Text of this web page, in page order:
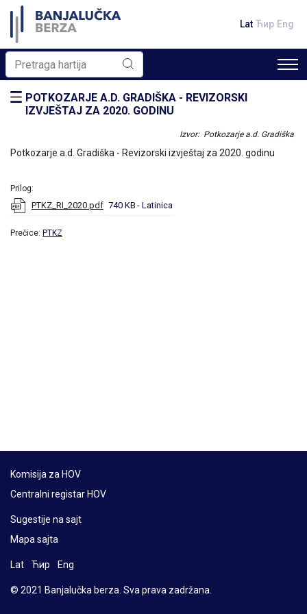
Lat Ћир Eng
POTKOZARJE A.D. GRADIŠKA - REVIZORSKI
IZVJEŠTAJ ZA 2020. GODINU
Izvor: Potkozarje a.d. Gradiška
Potkozarje a.d. Gradiška - Revizorski izvještaj za 2020. godinu
Prilog:
PTKZ_RI_2020.pdf 740 KB - Latinica
Prečice: PTKZ
Komisija za HOV
Centralni registar HOV
Sugestije na sajt
Mapa sajta
Lat Ћир Eng
© 2021 Banjalučka berza. Sva prava zadržana.